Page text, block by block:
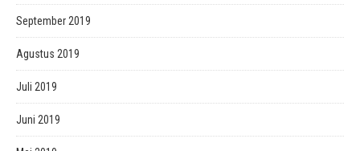
September 2019
Agustus 2019
Juli 2019
Juni 2019